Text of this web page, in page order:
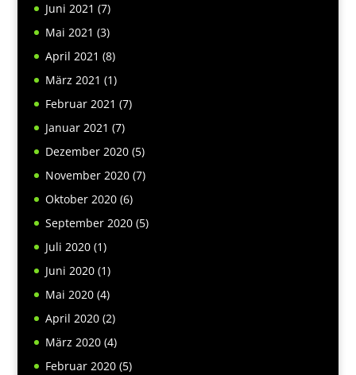
Juni 2021 (7)
Mai 2021 (3)
April 2021 (8)
März 2021 (1)
Februar 2021 (7)
Januar 2021 (7)
Dezember 2020(5)
November 2020(7)
Oktober 2020(6)
September 2020(5)
Juli 2020(1)
Juni 2020(1)
Mai 2020(4)
April 2020(2)
März 2020(4)
Februar 2020(5)